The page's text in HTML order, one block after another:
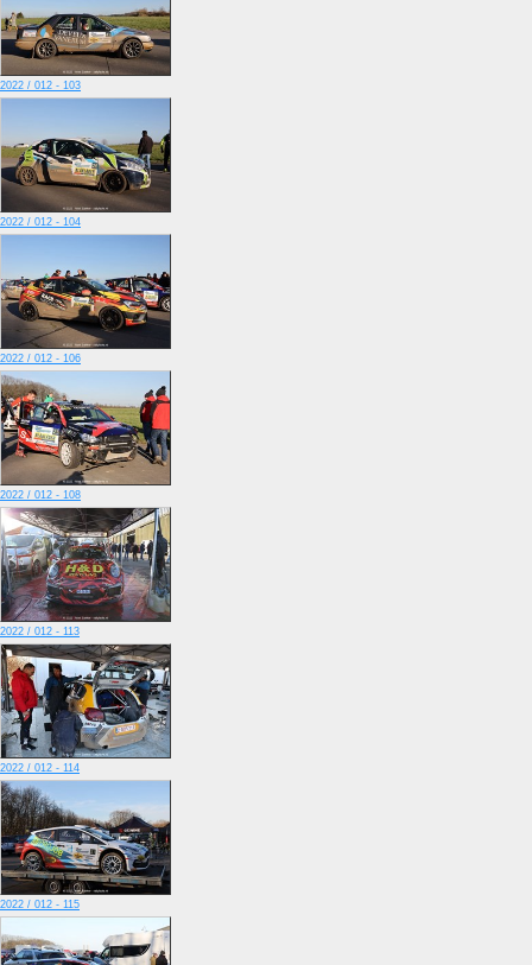
2022 / 012 - 103
2022 / 012 - 104
2022 / 012 - 106
2022 / 012 - 108
2022 / 012 - 113
2022 / 012 - 114
2022 / 012 - 115